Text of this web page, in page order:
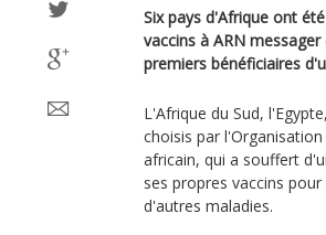
Six pays d'Afrique ont
vaccins à ARN
premiers bénéficiaires
L'Afrique du Sud,
choisis par
africain, qui a souffert
ses propres vaccins
d'autres maladies.